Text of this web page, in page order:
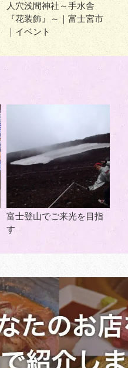
人穴浅間神社～手水舎
『花装飾』～｜富士宮市
｜イベント
富士登山でご来光を目指
す